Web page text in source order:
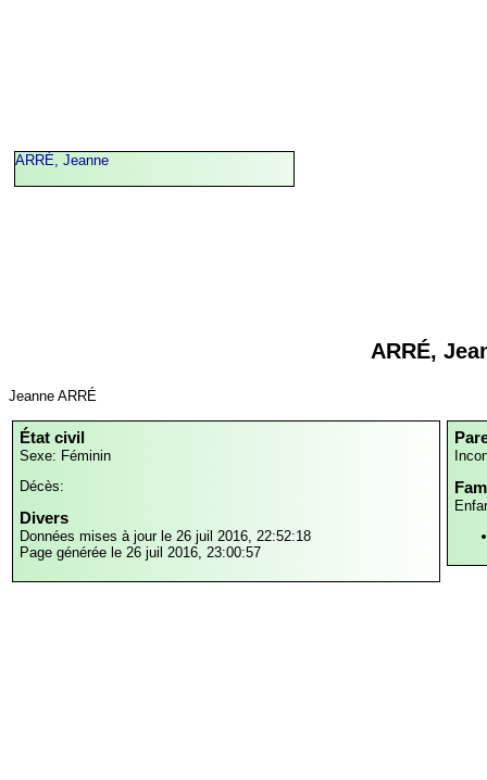
ARRÉ, Jeanne
ARRÉ,
Jeanne ARRÉ
État civil
Sexe: Féminin
Décès:
Divers
Données mises à jour le 26 juil 2016, 22:52:18
Page générée le 26 juil 2016, 23:00:57